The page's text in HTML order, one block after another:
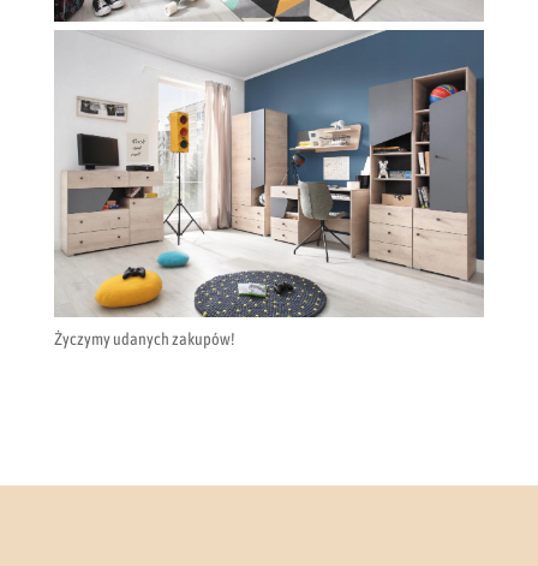
Życzymy udanych zakupów!